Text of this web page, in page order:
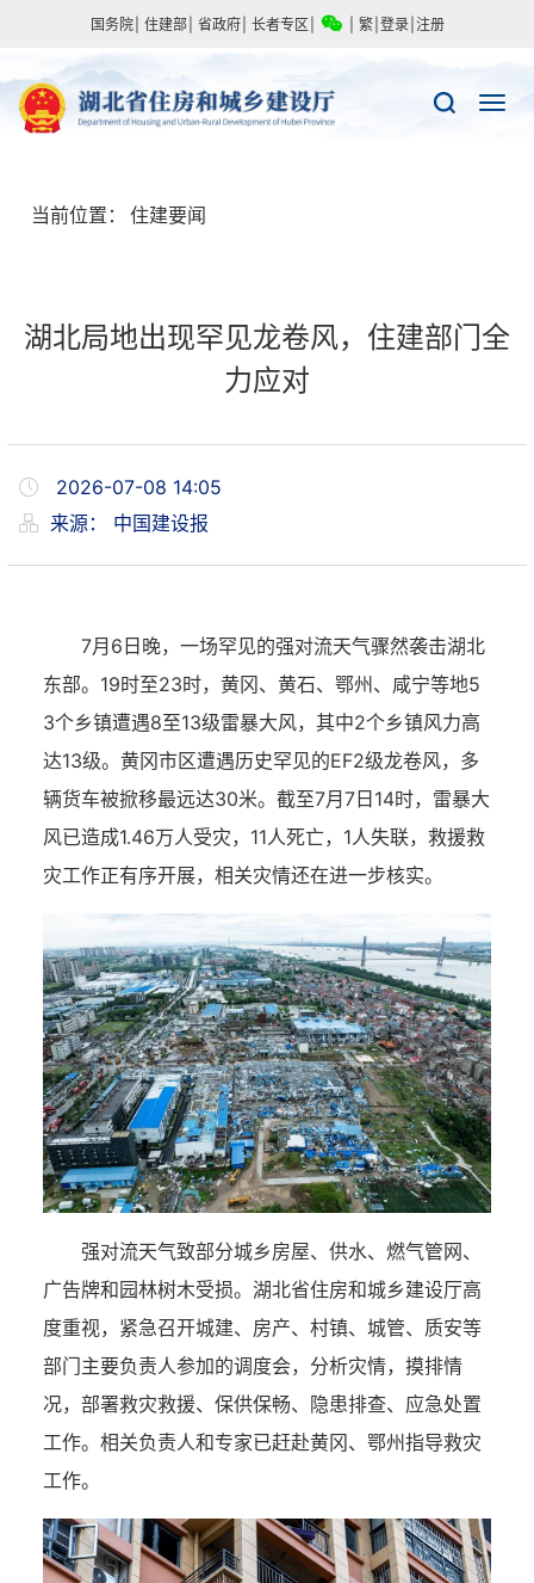
国务院 住建部 省政府 长者专区 繁 登录 注册
当前位置： 住建要闻
湖北局地出现罕见龙卷风，住建部门全
力应对
2026-07-08 14:05
来源： 中国建设报
7月6日晚，一场罕见的强对流天气骤然袭击湖北
东部。19时至23时，黄冈、黄石、鄂州、咸宁等地5
3个乡镇遭遇8至13级雷暴大风，其中2个乡镇风力高
达13级。黄冈市区遭遇历史罕见的EF2级龙卷风，多
辆货车被掀移最远达30米。截至7月7日14时，雷暴大
风已造成1.46万人受灾，11人死亡，1人失联，救援救
灾工作正有序开展，相关灾情还在进一步核实。
强对流天气致部分城乡房屋、供水、燃气管网、
广告牌和园林树木受损。湖北省住房和城乡建设厅高
度重视，紧急召开城建、房产、村镇、城管、质安等
部门主要负责人参加的调度会，分析灾情，摸排情
况，部署救灾救援、保供保畅、隐患排查、应急处置
工作。相关负责人和专家已赶赴黄冈、鄂州指导救灾
工作。